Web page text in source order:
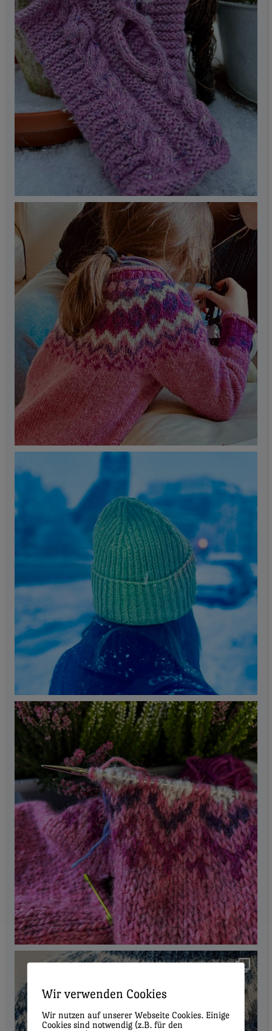
Wir verwenden Cookies
Wir nutzen auf unserer Webseite Cookies. Einige
Cookies sind notwendig (z.B. für den